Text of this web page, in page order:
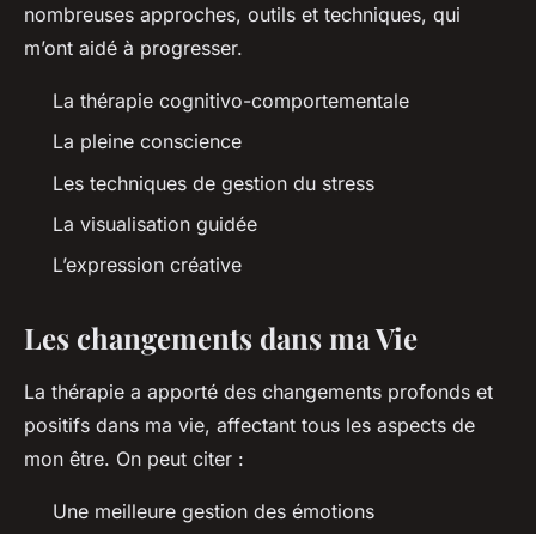
nombreuses approches, outils et techniques, qui
m’ont aidé à progresser.
La thérapie cognitivo-comportementale
La pleine conscience
Les techniques de gestion du stress
La visualisation guidée
L’expression créative
Les changements dans ma Vie
La thérapie a apporté des changements profonds et
positifs dans ma vie, affectant tous les aspects de
mon être. On peut citer :
Une meilleure gestion des émotions